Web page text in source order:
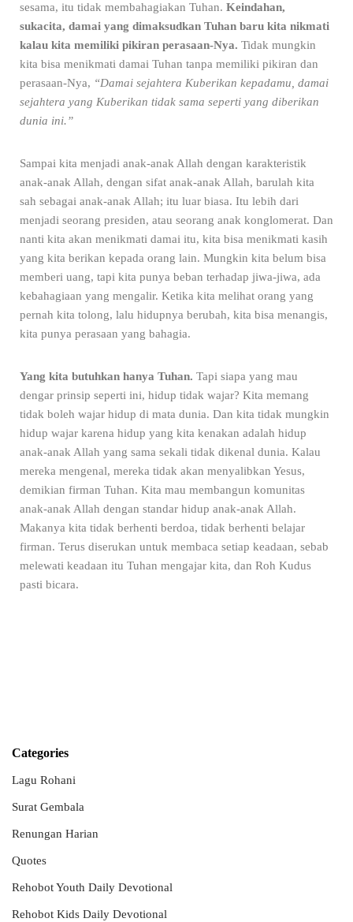
sesama, itu tidak membahagiakan Tuhan. Keindahan,
sukacita, damai yang dimaksudkan Tuhan baru kita nikmati
kalau kita memiliki pikiran perasaan-Nya. Tidak mungkin
kita bisa menikmati damai Tuhan tanpa memiliki pikiran dan
perasaan-Nya, “Damai sejahtera Kuberikan kepadamu, damai
sejahtera yang Kuberikan tidak sama seperti yang diberikan
dunia ini.”
Sampai kita menjadi anak-anak Allah dengan karakteristik
anak-anak Allah, dengan sifat anak-anak Allah, barulah kita
sah sebagai anak-anak Allah; itu luar biasa. Itu lebih dari
menjadi seorang presiden, atau seorang anak konglomerat. Dan
nanti kita akan menikmati damai itu, kita bisa menikmati kasih
yang kita berikan kepada orang lain. Mungkin kita belum bisa
memberi uang, tapi kita punya beban terhadap jiwa-jiwa, ada
kebahagiaan yang mengalir. Ketika kita melihat orang yang
pernah kita tolong, lalu hidupnya berubah, kita bisa menangis,
kita punya perasaan yang bahagia.
Yang kita butuhkan hanya Tuhan. Tapi siapa yang mau
dengar prinsip seperti ini, hidup tidak wajar? Kita memang
tidak boleh wajar hidup di mata dunia. Dan kita tidak mungkin
hidup wajar karena hidup yang kita kenakan adalah hidup
anak-anak Allah yang sama sekali tidak dikenal dunia. Kalau
mereka mengenal, mereka tidak akan menyalibkan Yesus,
demikian firman Tuhan. Kita mau membangun komunitas
anak-anak Allah dengan standar hidup anak-anak Allah.
Makanya kita tidak berhenti berdoa, tidak berhenti belajar
firman. Terus diserukan untuk membaca setiap keadaan, sebab
melewati keadaan itu Tuhan mengajar kita, dan Roh Kudus
pasti bicara.
Categories
Lagu Rohani
Surat Gembala
Renungan Harian
Quotes
Rehobot Youth Daily Devotional
Rehobot Kids Daily Devotional